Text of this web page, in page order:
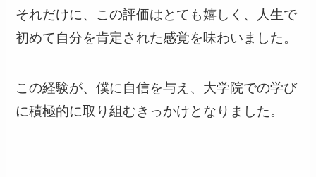
それだけに、この評価はとても嬉しく、人生で
初めて自分を肯定された感覚を味わいました。
この経験が、僕に自信を与え、大学院での学び
に積極的に取り組むきっかけとなりました。